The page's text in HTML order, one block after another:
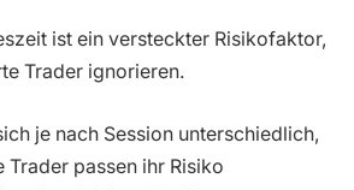
ist ein versteckter Risikofaktor,
Trader ignorieren.
je nach Session unterschiedlich,
passen ihr Risiko